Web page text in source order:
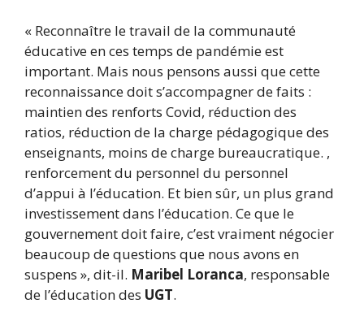
« Reconnaître le travail de la communauté
éducative en ces temps de pandémie est
important. Mais nous pensons aussi que cette
reconnaissance doit s’accompagner de faits :
maintien des renforts Covid, réduction des
ratios, réduction de la charge pédagogique des
enseignants, moins de charge bureaucratique. ,
renforcement du personnel du personnel
d’appui à l’éducation. Et bien sûr, un plus grand
investissement dans l’éducation. Ce que le
gouvernement doit faire, c’est vraiment négocier
beaucoup de questions que nous avons en
suspens », dit-il. Maribel Loranca, responsable
de l’éducation des UGT.